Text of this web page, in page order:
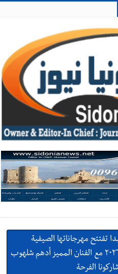
تفتتح مهرجاناتها الصيفية
بدعوة من بلديتها الخميس ٦-٨-٢٠٢٦ مع الفنان المميز أدهم شلهوب
الفرحة